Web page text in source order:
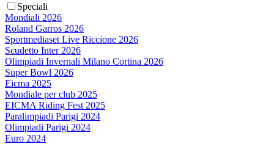
Speciali
Mondiali 2026
Roland Garros 2026
Sportmediaset Live Riccione 2026
Scudetto Inter 2026
Olimpiadi Invernali Milano Cortina 2026
Super Bowl 2026
Eicma 2025
Mondiale per club 2025
EICMA Riding Fest 2025
Paralimpiadi Parigi 2024
Olimpiadi Parigi 2024
Euro 2024